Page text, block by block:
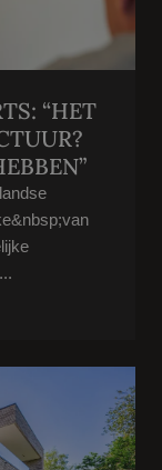
“HET